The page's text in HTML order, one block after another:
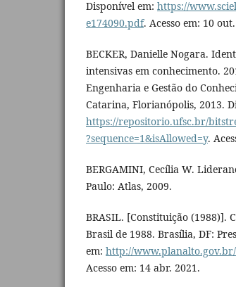
Disponível em: https://
e174090.pdf. Acesso em: 10
BECKER, Danielle Nogara.
intensivas em conhecimento.
Engenharia e Gestão do
Catarina, Florianópolis, 2013.
https://repositorio.ufsc.br/
?sequence=1&isAllowed=y.
BERGAMINI, Cecília W.
Paulo: Atlas, 2009.
BRASIL. [Constituição (1988)].
Brasil de 1988. Brasília, DF:
em: http://
Acesso em: 14 abr. 2021.